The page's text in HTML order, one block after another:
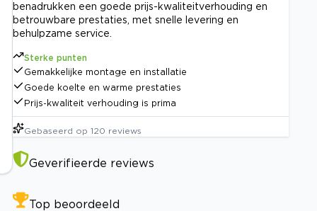
benadrukken een goede prijs-kwaliteitverhouding en
betrouwbare prestaties, met snelle levering en
behulpzame service.
Sterke punten
Gemakkelijke montage en installatie
Goede koelte en warme prestaties
Prijs-kwaliteit verhouding is prima
Gebaseerd op 120 reviews
Geverifieerde reviews
Top beoordeeld